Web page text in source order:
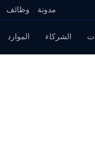
مدونة وظائف
الشركاء الموارد